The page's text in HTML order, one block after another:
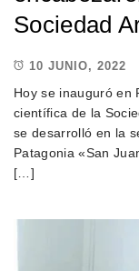
Sociedad
10 JUNIO, 2022
Hoy se inauguró en
científica de la
se desarrolló en la
Patagonia «San
[…]